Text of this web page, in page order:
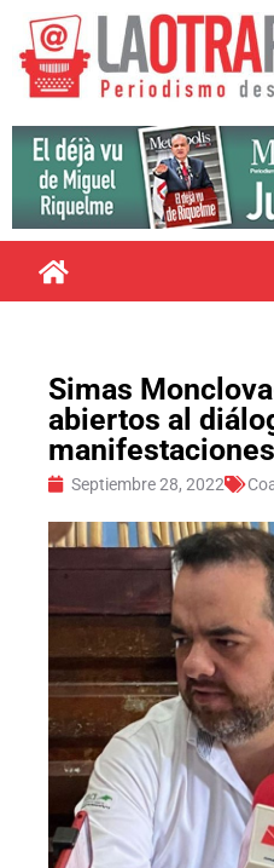
Simas
abiertos al
manifestaciones
Septiembre 28, 2022